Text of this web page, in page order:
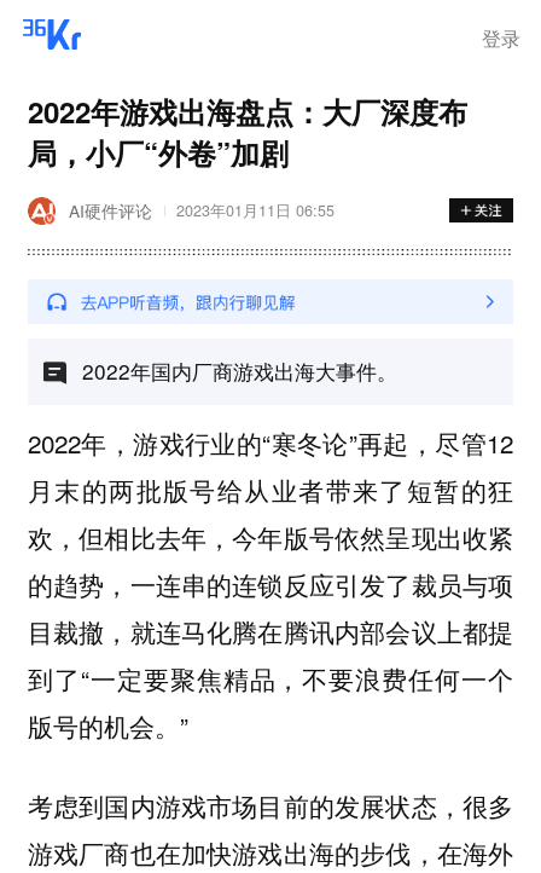
登录
2022年游戏出海盘点：大厂深度布
局，小厂“外卷”加剧
AI硬件评论 2023年01月11日 06:55
2022年国内厂商游戏出海大事件。
2022年，游戏行业的“寒冬论”再起，尽管12
月末的两批版号给从业者带来了短暂的狂
欢，但相比去年，今年版号依然呈现出收紧
的趋势，一连串的连锁反应引发了裁员与项
目裁撤，就连马化腾在腾讯内部会议上都提
到了“一定要聚焦精品，不要浪费任何一个
版号的机会。”
考虑到国内游戏市场目前的发展状态，很多
游戏厂商也在加快游戏出海的步伐，在海外